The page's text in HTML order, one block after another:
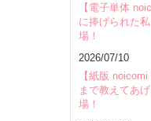
【電子単体
に捧げられた
場！
2026/07/10
【紙版
まで教えてあ
場！